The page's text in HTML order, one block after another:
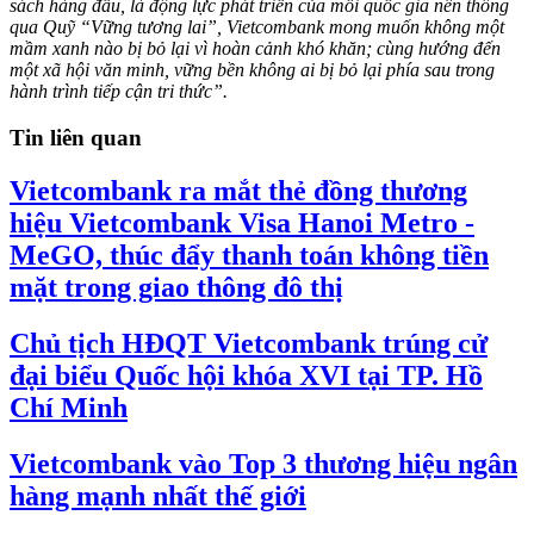
sách hàng đầu, là động lực phát triển của mỗi quốc gia nên thông
qua Quỹ “Vững tương lai”, Vietcombank mong muốn không một
mầm xanh nào bị bỏ lại vì hoàn cảnh khó khăn; cùng hướng đến
một xã hội văn minh, vững bền không ai bị bỏ lại phía sau trong
hành trình tiếp cận tri thức”.
Tin liên quan
Vietcombank ra mắt thẻ đồng thương
hiệu Vietcombank Visa Hanoi Metro -
MeGO, thúc đẩy thanh toán không tiền
mặt trong giao thông đô thị
Chủ tịch HĐQT Vietcombank trúng cử
đại biểu Quốc hội khóa XVI tại TP. Hồ
Chí Minh
Vietcombank vào Top 3 thương hiệu ngân
hàng mạnh nhất thế giới